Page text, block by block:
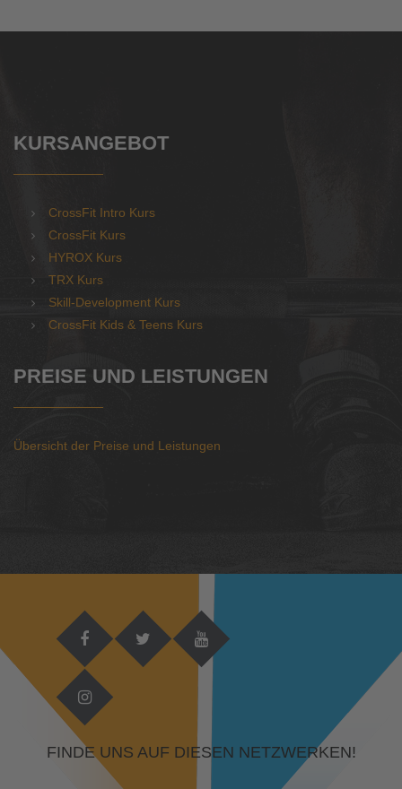
KURSANGEBOT
CrossFit Intro Kurs
CrossFit Kurs
HYROX Kurs
TRX Kurs
Skill-Development Kurs
CrossFit Kids & Teens Kurs
PREISE UND LEISTUNGEN
Übersicht der Preise und Leistungen
FINDE UNS AUF DIESEN NETZWERKEN!